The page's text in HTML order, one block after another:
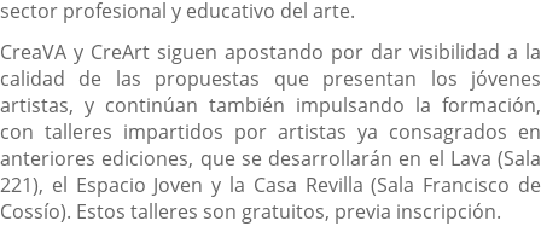
sector profesional y educativo del arte.
CreaVA y CreArt siguen apostando por dar visibilidad a la
calidad de las propuestas que presentan los jóvenes
artistas, y continúan también impulsando la formación,
con talleres impartidos por artistas ya consagrados en
anteriores ediciones, que se desarrollarán en el Lava (Sala
221), el Espacio Joven y la Casa Revilla (Sala Francisco de
Cossío). Estos talleres son gratuitos, previa inscripción.